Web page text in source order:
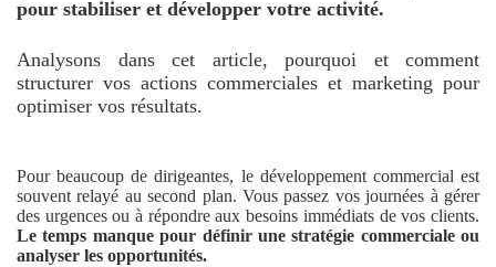
pour stabiliser et développer votre activité.
Analysons dans cet article, pourquoi et comment
structurer vos actions commerciales et marketing pour
optimiser vos résultats.
Pour beaucoup de dirigeantes, le développement commercial est
souvent relayé au second plan. Vous passez vos journées à gérer
des urgences ou à répondre aux besoins immédiats de vos clients.
Le temps manque pour définir une stratégie commerciale ou
analyser les opportunités.